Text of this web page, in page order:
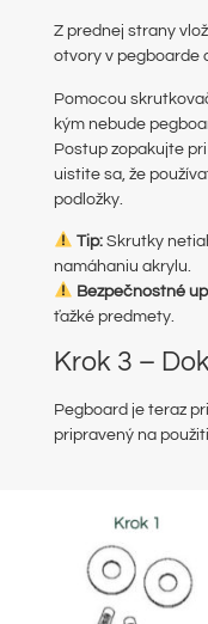
Z prednej strany
otvory v pegboarde
Pomocou
kým nebude
Postup zopakujte
uistite sa, že
podložky.
Tip:Skrutky
namáhaniu akrylu.
Bezpečnostné
ťažké predmety.
Krok 3 –
Pegboard je teraz
pripravený na